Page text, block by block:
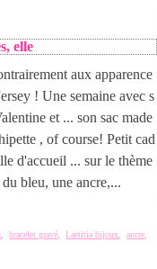
elle
aux apparence
! Une semaine avec s
et ... son sac made
, of course! Petit cad
d'accueil ... sur le thème
bleu, une ancre,...
,bracelet gravé ,Laetitia bijoux ,ancre